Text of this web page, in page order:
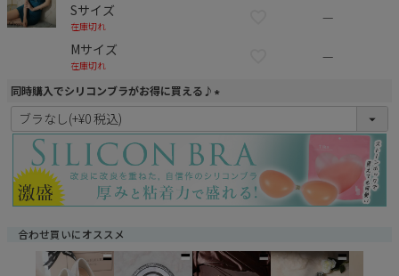
Sサイズ
在庫切れ
—
Mサイズ
在庫切れ
—
同時購入でシリコンブラがお得に買える♪
(
必
須
)
合わせ買いにオススメ